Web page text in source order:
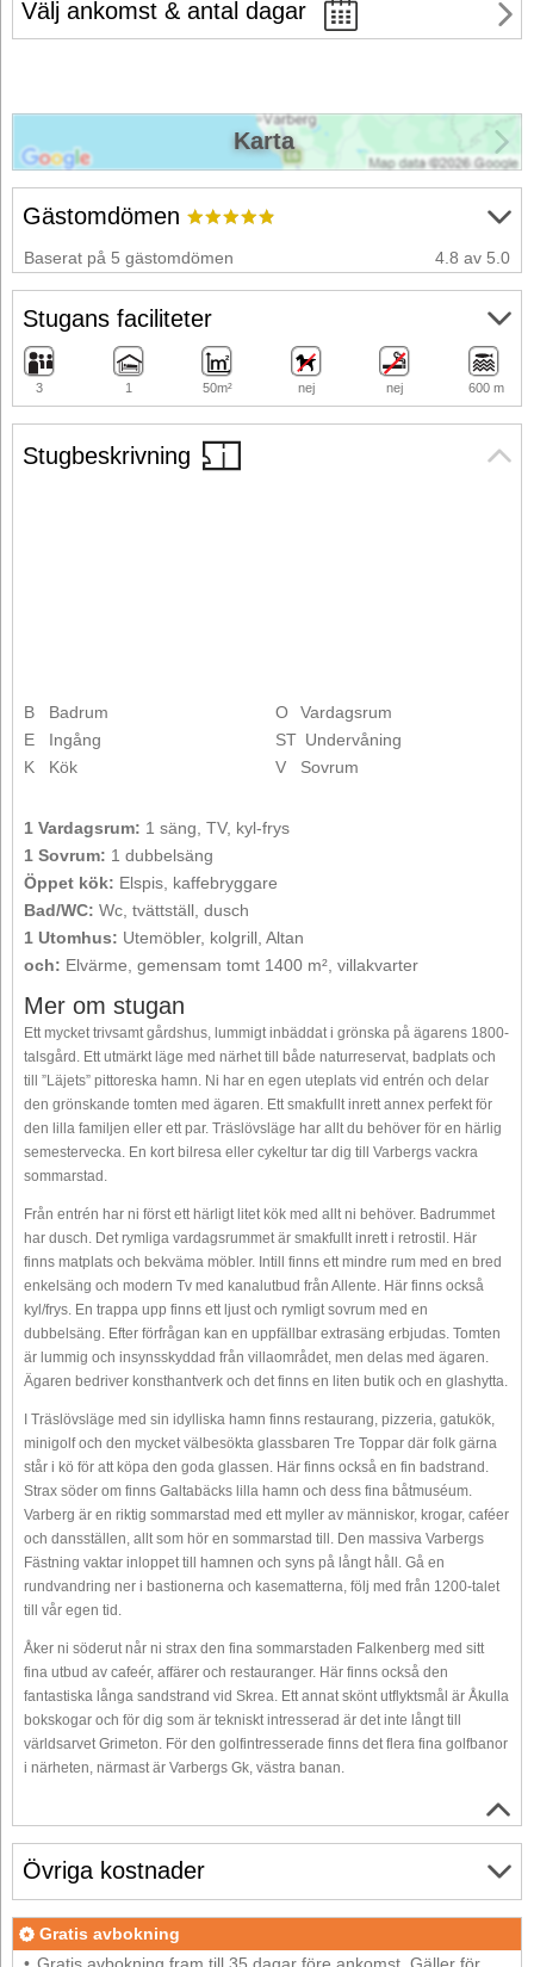
Välj ankomst & antal dagar
Stugbeskrivning
B
Badrum
E
Ingång
K
Kök
O
Vardagsrum
ST Undervåning
V
Sovrum
1 Vardagsrum: 1 säng, TV, kyl-frys
1 Sovrum: 1 dubbelsäng
Öppet kök: Elspis, kaffebryggare
Bad/WC: Wc, tvättställ, dusch
1 Utomhus: Utemöbler, kolgrill, Altan
och: Elvärme, gemensam tomt 1400 m², villakvarter
Mer om stugan
Ett mycket trivsamt gårdshus, lummigt inbäddat i grönska på ägarens 1800-
talsgård. Ett utmärkt läge med närhet till både naturreservat, badplats och
till ”Läjets” pittoreska hamn. Ni har en egen uteplats vid entrén och delar
den grönskande tomten med ägaren. Ett smakfullt inrett annex perfekt för
den lilla familjen eller ett par. Träslövsläge har allt du behöver för en härlig
semestervecka. En kort bilresa eller cykeltur tar dig till Varbergs vackra
sommarstad.
Från entrén har ni först ett härligt litet kök med allt ni behöver. Badrummet
har dusch. Det rymliga vardagsrummet är smakfullt inrett i retrostil. Här
finns matplats och bekväma möbler. Intill finns ett mindre rum med en bred
enkelsäng och modern Tv med kanalutbud från Allente. Här finns också
kyl/frys. En trappa upp finns ett ljust och rymligt sovrum med en
dubbelsäng. Efter förfrågan kan en uppfällbar extrasäng erbjudas. Tomten
är lummig och insynsskyddad från villaområdet, men delas med ägaren.
Ägaren bedriver konsthantverk och det finns en liten butik och en glashytta.
I Träslövsläge med sin idylliska hamn finns restaurang, pizzeria, gatukök,
minigolf och den mycket välbesökta glassbaren Tre Toppar där folk gärna
står i kö för att köpa den goda glassen. Här finns också en fin badstrand.
Strax söder om finns Galtabäcks lilla hamn och dess fina båtmuséum.
Varberg är en riktig sommarstad med ett myller av människor, krogar, caféer
och dansställen, allt som hör en sommarstad till. Den massiva Varbergs
Fästning vaktar inloppet till hamnen och syns på långt håll. Gå en
rundvandring ner i bastionerna och kasematterna, följ med från 1200-talet
till vår egen tid.
Åker ni söderut når ni strax den fina sommarstaden Falkenberg med sitt
fina utbud av cafeér, affärer och restauranger. Här finns också den
fantastiska långa sandstrand vid Skrea. Ett annat skönt utflyktsmål är Åkulla
bokskogar och för dig som är tekniskt intresserad är det inte långt till
världsarvet Grimeton. För den golfintresserade finns det flera fina golfbanor
i närheten, närmast är Varbergs Gk, västra banan.
Gästomdömen
Baserat på 5 gästomdömen 4.8 av 5.0
Stugans faciliteter
3 1 50m² nej nej 600 m
Övriga kostnader
Gratis avbokning
Karta